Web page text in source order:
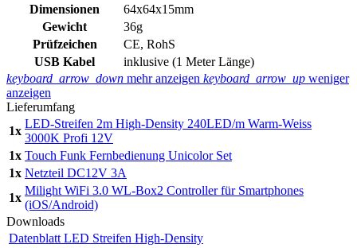
Dimensionen
64x64x15mm
Gewicht
36g
Prüfzeichen
CE, RohS
USB Kabel
inklusive (1 Meter Länge)
keyboard_arrow_down mehr anzeigen keyboard_arrow_up weniger
anzeigen
Lieferumfang
1x
LED-Streifen 2m High-Density 240LED/m Warm-Weiss
3000K Profi 12V
1x Touch Funk Fernbedienung Unicolor Set
1x Netzteil DC12V 3A
1x
Milight WiFi 3.0 WL-Box2 Controller für Smartphones
(iOS/Android)
Downloads
Datenblatt LED Streifen High-Density